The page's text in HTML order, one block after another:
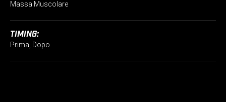
Massa Muscolare
TIMING:
Prima, Dopo